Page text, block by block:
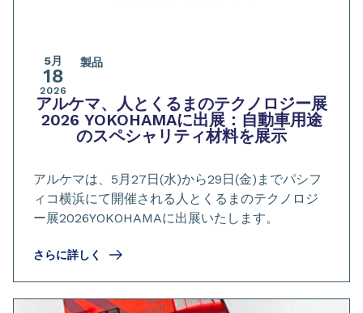
5月
18
2026
製品
アルケマ、人とくるまのテクノロジー展
2026 YOKOHAMAに出展：自動車用途
のスペシャリティ材料を展示
アルケマは、5月27日(水)から29日(金)までパシフ
ィコ横浜にて開催される人とくるまのテクノロジ
ー展2026YOKOHAMAに出展いたします。
さらに詳しく